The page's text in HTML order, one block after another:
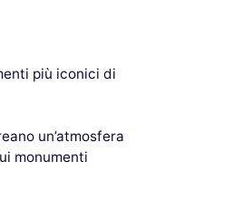
più iconici di
un’atmosfera
monumenti